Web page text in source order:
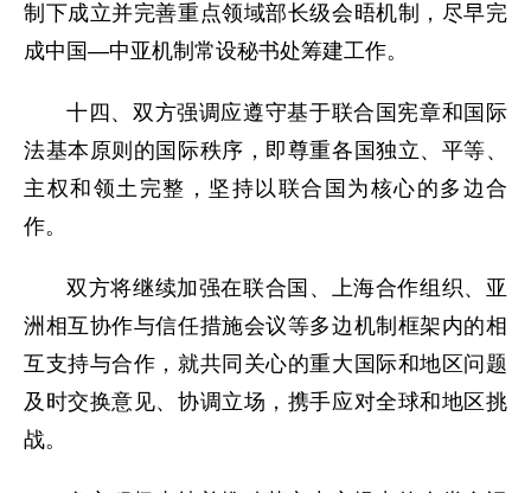
制下成立并完善重点领域部长级会晤机制，尽早完
成中国—中亚机制常设秘书处筹建工作。
十四、双方强调应遵守基于联合国宪章和国际
法基本原则的国际秩序，即尊重各国独立、平等、
主权和领土完整，坚持以联合国为核心的多边合
作。
双方将继续加强在联合国、上海合作组织、亚
洲相互协作与信任措施会议等多边机制框架内的相
互支持与合作，就共同关心的重大国际和地区问题
及时交换意见、协调立场，携手应对全球和地区挑
战。